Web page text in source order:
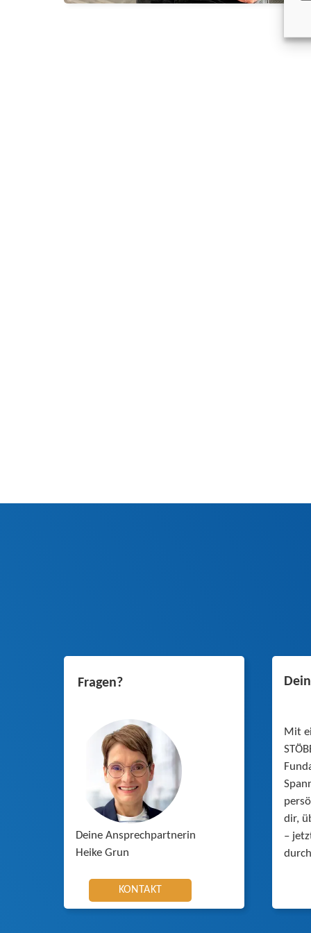
Fragen?
Deine Ansprechpartnerin
Heike Grun
KONTAKT
Mit
dir,
–